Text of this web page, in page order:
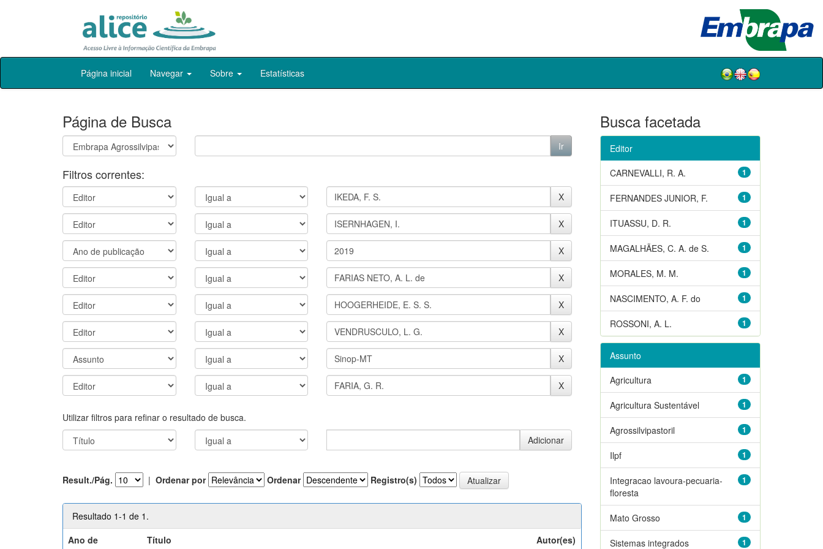
Skip
Página inicial Navegar Sobre Estatísticas
Página de Busca
Filtros correntes:
Utilizar filtros para refinar o resultado de busca.
Result./Pág. | Ordenar por Ordenar Registro(s)
Resultado 1-1 de 1.
Ano de
Título Autor(es)
Busca facetada
Editor
1
CARNEVALLI, R. A.
1
FERNANDES JUNIOR, F.
1
ITUASSU, D. R.
1
MAGALHÃES, C. A. de S.
1
MORALES, M. M.
1
NASCIMENTO, A. F. do
1
ROSSONI, A. L.
Assunto
1
Agricultura
1
Agricultura Sustentável
1
Agrossilvipastoril
1
Ilpf
1
Integracao lavoura-pecuaria-
floresta
1
Mato Grosso
1
Sistemas integrados